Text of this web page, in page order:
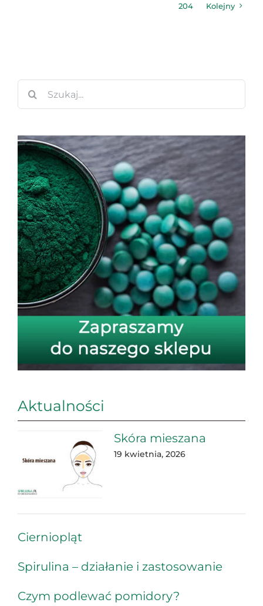
204 Kolejny
Aktualności
Skóra mieszana
19 kwietnia, 2026
Cierniopląt
Spirulina – działanie i zastosowanie
Czym podlewać pomidory?